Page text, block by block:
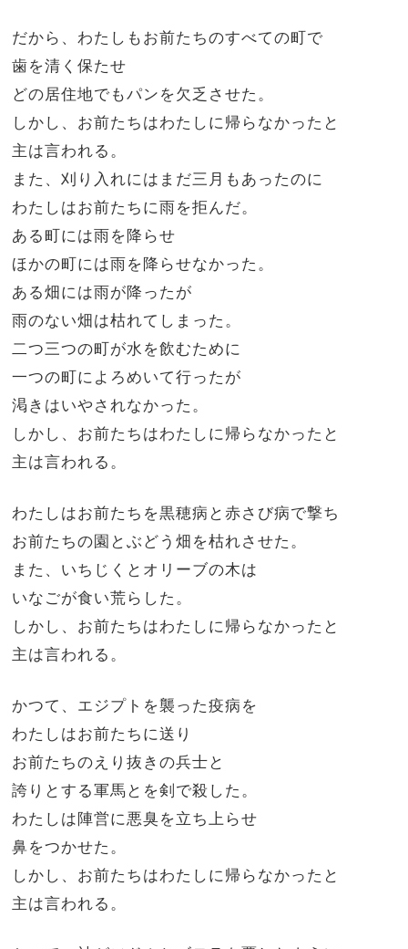
だから、わたしもお前たちのすべての町で
歯を清く保たせ
どの居住地でもパンを欠乏させた。
しかし、お前たちはわたしに帰らなかったと
主は言われる。
また、刈り入れにはまだ三月もあったのに
わたしはお前たちに雨を拒んだ。
ある町には雨を降らせ
ほかの町には雨を降らせなかった。
ある畑には雨が降ったが
雨のない畑は枯れてしまった。
二つ三つの町が水を飲むために
一つの町によろめいて行ったが
渇きはいやされなかった。
しかし、お前たちはわたしに帰らなかったと
主は言われる。
わたしはお前たちを黒穂病と赤さび病で撃ち
お前たちの園とぶどう畑を枯れさせた。
また、いちじくとオリーブの木は
いなごが食い荒らした。
しかし、お前たちはわたしに帰らなかったと
主は言われる。
かつて、エジプトを襲った疫病を
わたしはお前たちに送り
お前たちのえり抜きの兵士と
誇りとする軍馬とを剣で殺した。
わたしは陣営に悪臭を立ち上らせ
鼻をつかせた。
しかし、お前たちはわたしに帰らなかったと
主は言われる。